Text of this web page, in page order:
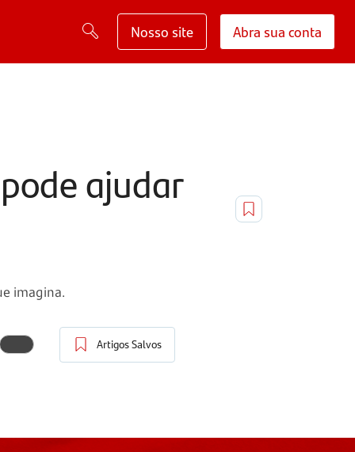
Nosso site Abra sua conta
ajudar
imagina.
Artigos Salvos